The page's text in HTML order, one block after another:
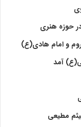
حوزه هنری
و امام هادی(ع)
آمد
مطیعی